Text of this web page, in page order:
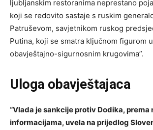
ljubljanskim restoranima neprestano
koji se redovito sastaje s ruskim
Patruševom, savjetnikom ruskog
Putina, koji se smatra ključnom figurom
obavještajno-sigurnosnim krugovima”.
Uloga obavještajaca
“Vlada je sankcije protiv Dodika, prema
informacijama, uvela na prijedlog